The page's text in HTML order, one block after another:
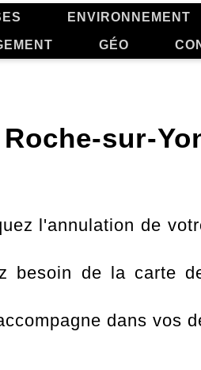
ENVIRONNEMENT
GÉO
sur-
l'annulation de
besoin de la carte
dans vos